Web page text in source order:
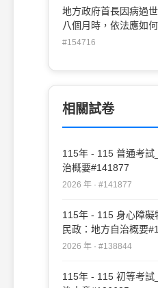
在內，桃園縣議會不得超過
期包括例假日或停會
地方政府首長因病過
八個月時，依法應如何處理？
長由行政院派員代理
期屆滿為止 (C)鄉（鎮、市）長由縣政府報
請內政部派員代理至該
#154716
相關試卷
115年 - 115 普通考試
治概要#141877
2026 年 · #141877
115年 - 115 身心障
民政：地方自治概要
2026 年 · #138844
115年 - 115 初等考試